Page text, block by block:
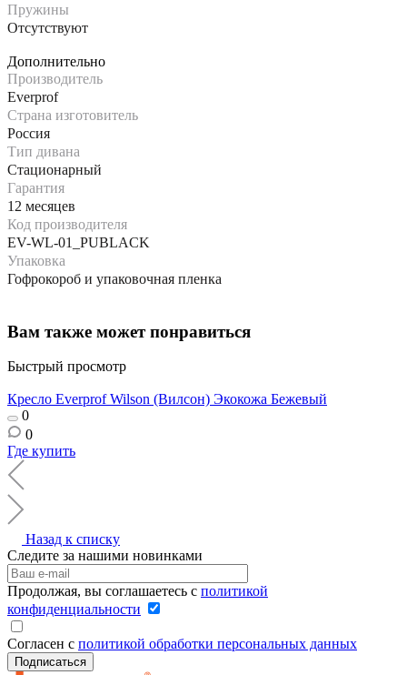
Пружины
Отсутствуют
Дополнительно
Производитель
Everprof
Страна изготовитель
Россия
Тип дивана
Стационарный
Гарантия
12 месяцев
Код производителя
EV-WL-01_PUBLACK
Упаковка
Гофрокороб и упаковочная пленка
Вам также может понравиться
Быстрый просмотр
Кресло Everprof Wilson (Вилсон) Экокожа Бежевый
0
0
Где купить
Назад к списку
Следите за нашими новинками
Продолжая, вы соглашаетесь с политикой
конфиденциальности
Согласен с политикой обработки персональных данных